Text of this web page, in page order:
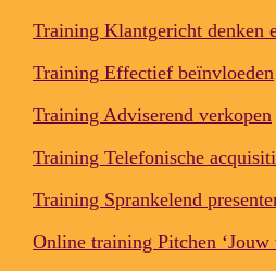
Training Klantgericht denken
Training Effectief beïnvloeden
Training Adviserend verkopen
Training Telefonische
Training Sprankelend
Online training Pitchen ‘Jouw